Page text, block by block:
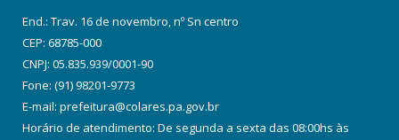
End.: Trav. 16 de novembro, nº Sn centro
CEP: 68785-000
CNPJ: 05.835.939/0001-90
Fone: (91) 98201-9773
E-mail: prefeitura@colares.pa.gov.br
Horário de atendimento: De segunda a sexta das 08:00hs às